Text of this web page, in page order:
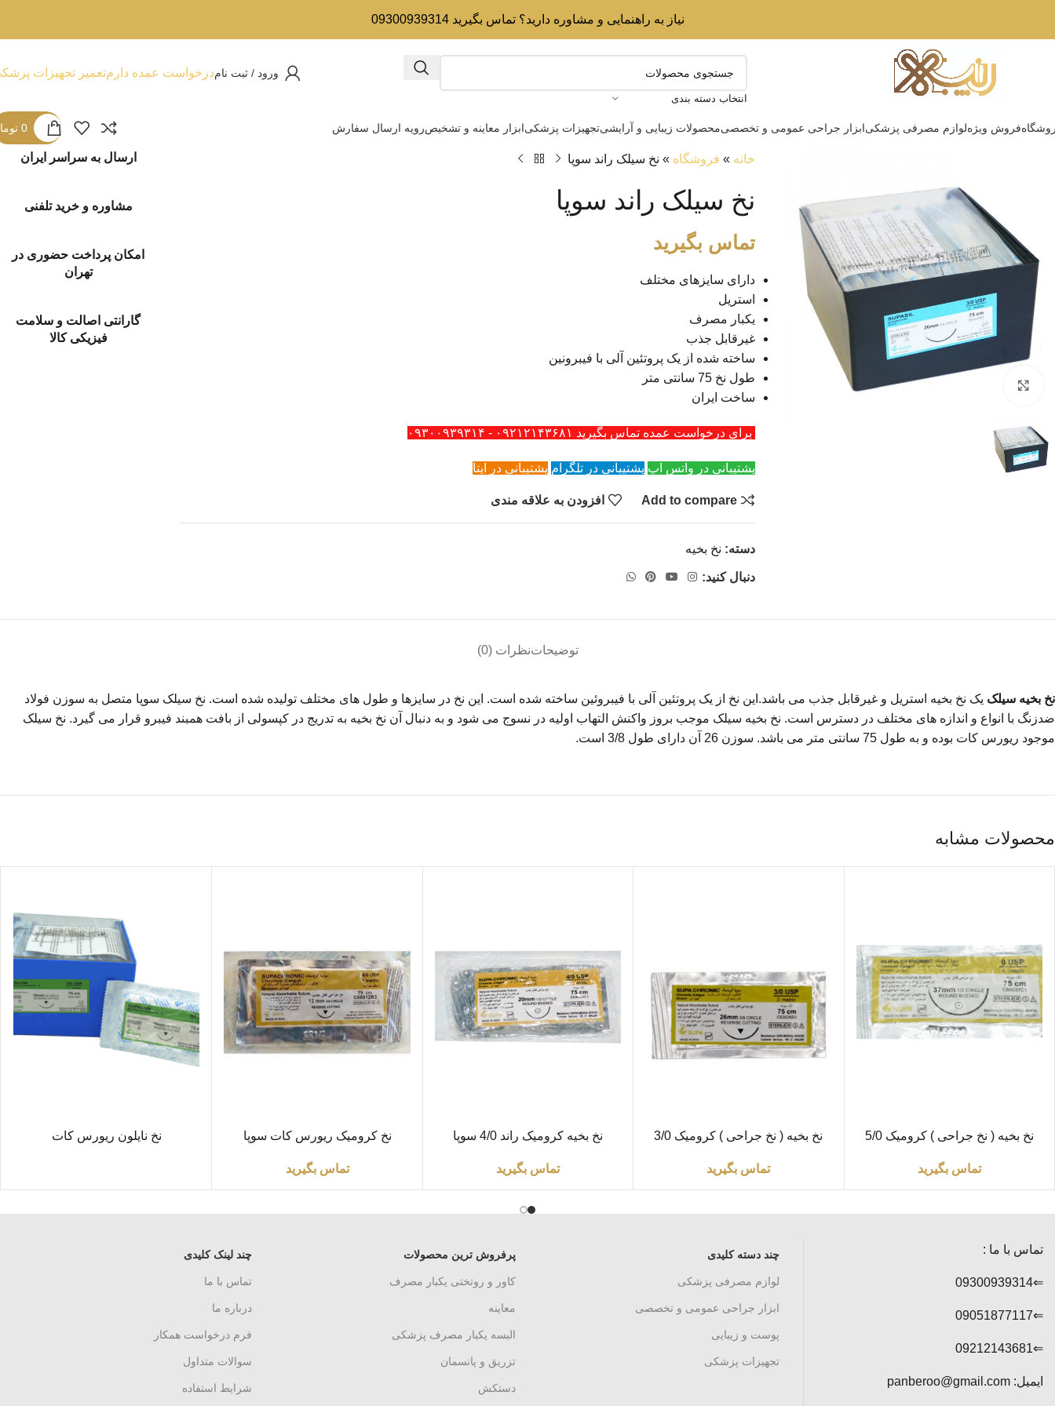
نیاز به راهنمایی و مشاوره دارید؟ تماس بگیرید 09300939314
انتخاب دسته بندی
ورود / ثبت نامدرخواست عمده دارمتعمیر تجهیزات
فروش ویژهلوازم مصرفی پزشکیابزار جراحی عمومی و تخصصیمحصولات زیبایی و آرایشیتجهیزات پزشکیابزار معاینه و تشخیصرویه ارسال سفارش 0
خانه » فروشگاه » نخ سیلک راند سوپا
نخ سیلک راند سوپا
تماس بگیرید
دارای سایزهای مختلف
استریل
یکبار مصرف
غیرقابل جذب
ساخته شده از یک پروتئین آلی با فیبرونین
طول نخ 75 سانتی متر
ساخت ایران
برای درخواست عمده تماس بگیرید ۰۹۲۱۲۱۴۳۶۸۱ - ۰۹۳۰۰۹۳۹۳۱۴
پشتیبانی در واتس اپ پشتیبانی در تلگرام پشتیبانی در ایتا
Add to compare افزودن به علاقه مندی
دسته: نخ بخیه
دنبال کنید:
ارسال به سراسر ایران
مشاوره و خرید تلفنی
امکان پرداخت حضوری در
تهران
گارانتی اصالت و سلامت
فیزیکی کالا
توضیحاتنظرات (0)
نخ بخیه سیلک یک نخ بخیه استریل و غیرقابل جذب می باشد.این نخ از یک پروتئین آلی با فیبروئین ساخته شده است. این نخ در سایزها و طول های مختلف تولیده شده است. نخ سیلک سوپا متصل به سوزن فولاد
ضدزنگ با انواع و اندازه های مختلف در دسترس است. نخ بخیه سیلک موجب بروز واکنش التهاب اولیه در نسوج می شود و به دنبال آن نخ بخیه به تدریج در کپسولی از بافت همبند فیبرو قرار می گیرد. نخ سیلک
موجود ریورس کات بوده و به طول 75 سانتی متر می باشد. سوزن 26 آن دارای طول 3/8 است.
محصولات مشابه
اطلاعات بیشتر
نخ بخیه ( نخ جراحی ) کرومیک 5/0
تماس بگیرید
اطلاعات بیشتر
نخ بخیه ( نخ جراحی ) کرومیک 3/0
تماس بگیرید
اطلاعات بیشتر
نخ بخیه کرومیک راند 4/0 سوپا
تماس بگیرید
اطلاعات بیشتر
نخ کرومیک ریورس کات سوپا
تماس بگیرید
اطلاعات بیشترنخ نایلون ریورس کات
چند لینک کلیدی
تماس با ما
درباره ما
فرم درخواست همکار
سوالات متداول
شرایط استفاده
پرفروش ترین محصولات
کاور و روتختی یکبار مصرف
معاینه
البسه یکبار مصرف پزشکی
تزریق و پانسمان
دستکش
چند دسته کلیدی
لوازم مصرفی پزشکی
ابزار جراحی عمومی و تخصصی
پوست و زیبایی
تجهیزات پزشکی
تماس با ما :
⇐09300939314
⇐09051877117
⇐09212143681
ایمیل: panberoo@gmail.com